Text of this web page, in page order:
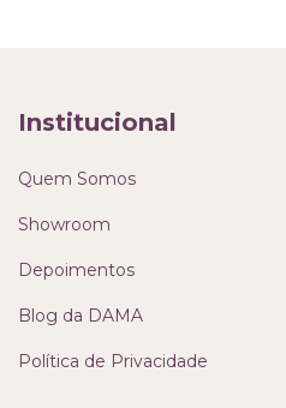
Institucional
Quem Somos
Showroom
Depoimentos
Blog da DAMA
Política de Privacidade